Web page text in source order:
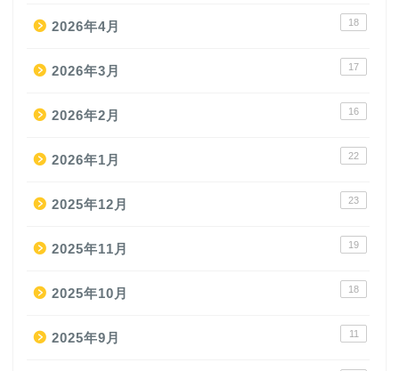
2026年4月 18
2026年3月 17
2026年2月 16
2026年1月 22
2025年12月 23
2025年11月 19
2025年10月 18
2025年9月 11